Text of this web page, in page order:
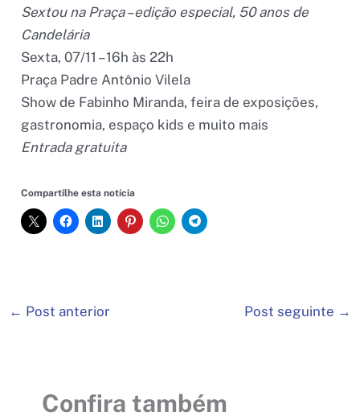
Sextou na Praça – edição especial, 50 anos de
Candelária
Sexta, 07/11 – 16h às 22h
Praça Padre Antônio Vilela
Show de Fabinho Miranda, feira de exposições,
gastronomia, espaço kids e muito mais
Entrada gratuita
Compartilhe esta notícia
← Post anterior Post seguinte →
Confira também